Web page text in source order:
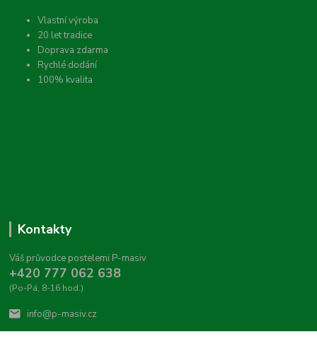
Vlastní výroba
20 let tradice
Doprava zdarma
Rychlé dodání
100% kvalita
Kontakty
Váš průvodce postelemi P-masiv
+420 777 062 638
(Po-Pá, 8-16 hod.)
info@p-masiv.cz